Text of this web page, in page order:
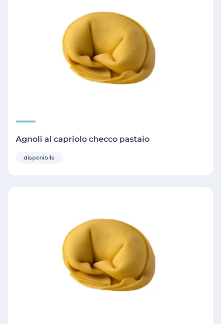
Agnoli al capriolo checco pastaio
disponibile